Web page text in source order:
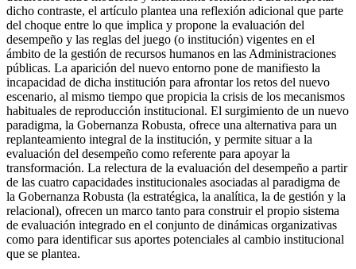
dicho contraste, el artículo plantea una reflexión adicional que parte
del choque entre lo que implica y propone la evaluación del
desempeño y las reglas del juego (o institución) vigentes en el
ámbito de la gestión de recursos humanos en las Administraciones
públicas. La aparición del nuevo entorno pone de manifiesto la
incapacidad de dicha institución para afrontar los retos del nuevo
escenario, al mismo tiempo que propicia la crisis de los mecanismos
habituales de reproducción institucional. El surgimiento de un nuevo
paradigma, la Gobernanza Robusta, ofrece una alternativa para un
replanteamiento integral de la institución, y permite situar a la
evaluación del desempeño como referente para apoyar la
transformación. La relectura de la evaluación del desempeño a partir
de las cuatro capacidades institucionales asociadas al paradigma de
la Gobernanza Robusta (la estratégica, la analítica, la de gestión y la
relacional), ofrecen un marco tanto para construir el propio sistema
de evaluación integrado en el conjunto de dinámicas organizativas
como para identificar sus aportes potenciales al cambio institucional
que se plantea.